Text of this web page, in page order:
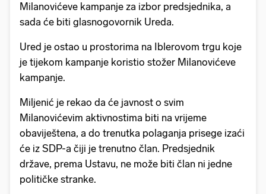
Milanovićeve kampanje za izbor predsjednika, a
sada će biti glasnogovornik Ureda.
Ured je ostao u prostorima na Iblerovom trgu koje
je tijekom kampanje koristio stožer Milanovićeve
kampanje.
Miljenić je rekao da će javnost o svim
Milanovićevim aktivnostima biti na vrijeme
obaviještena, a do trenutka polaganja prisege izaći
će iz SDP-a čiji je trenutno član. Predsjednik
države, prema Ustavu, ne može biti član ni jedne
političke stranke.